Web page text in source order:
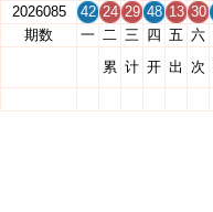
2026085 42 24 29 48 13 30
期数 一 二 三 四 五 六
累 计 开 出 次